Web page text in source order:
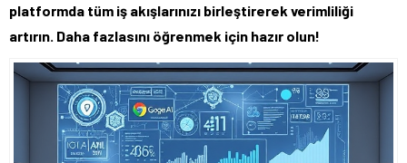
platformda tüm iş akışlarınızı birleştirerek verimliliği
artırın. Daha fazlasını öğrenmek için hazır olun!